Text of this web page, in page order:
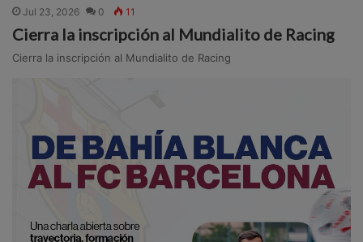
Jul 23, 2026 0 11
Cierra la inscripción al Mundialito de Racing
Cierra la inscripción al Mundialito de Racing